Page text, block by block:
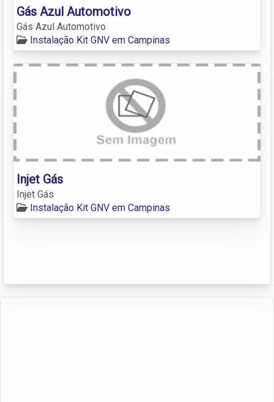
Gás Azul Automotivo
Gás Azul Automotivo
Instalação Kit GNV em Campinas
Injet Gás
Injet Gás
Instalação Kit GNV em Campinas